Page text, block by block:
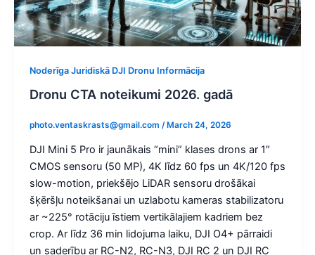
Noderīga Juridiskā DJI Dronu Informācija
Dronu CTA noteikumi 2026. gadā
photo.ventaskrasts@gmail.com / March 24, 2026
DJI Mini 5 Pro ir jaunākais “mini” klases drons ar 1″
CMOS sensoru (50 MP), 4K līdz 60 fps un 4K/120 fps
slow-motion, priekšējo LiDAR sensoru drošākai
šķēršļu noteikšanai un uzlabotu kameras stabilizatoru
ar ~225° rotāciju īstiem vertikālajiem kadriem bez
crop. Ar līdz 36 min lidojuma laiku, DJI O4+ pārraidi
un saderību ar RC-N2, RC-N3, DJI RC 2 un DJI RC